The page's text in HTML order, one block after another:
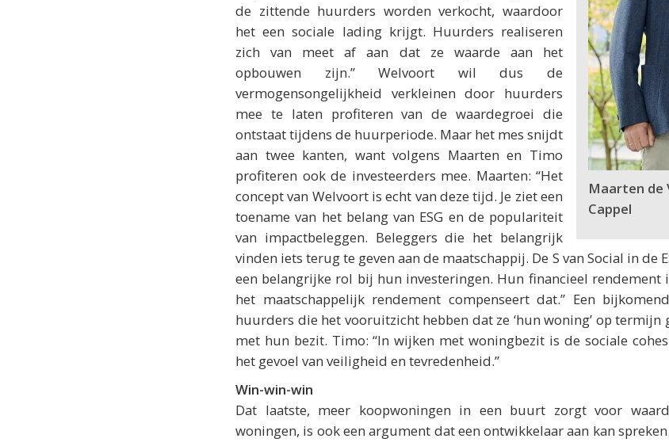
Maarten de
Cappel
de zittende huurders worden verkocht, waardoor
het een sociale lading krijgt. Huurders realiseren
zich van meet af aan dat ze waarde aan het
opbouwen zijn.” Welvoort wil dus de
vermogensongelijkheid verkleinen door huurders
mee te laten profiteren van de waardegroei die
ontstaat tijdens de huurperiode. Maar het mes snijdt
aan twee kanten, want volgens Maarten en Timo
profiteren ook de investeerders mee. Maarten: “Het
concept van Welvoort is echt van deze tijd. Je ziet een
toename van het belang van ESG en de populariteit
van impactbeleggen. Beleggers die het belangrijk
vinden iets terug te geven aan de maatschappij. De S van Social in de
een belangrijke rol bij hun investeringen. Hun financieel rendement
het maatschappelijk rendement compenseert dat.” Een
huurders die het vooruitzicht hebben dat ze ‘hun woning’ op termijn
met hun bezit. Timo: “In wijken met woningbezit is de sociale
het gevoel van veiligheid en tevredenheid.”
Win-win-win
Dat laatste, meer koopwoningen in een buurt zorgt voor
woningen, is ook een argument dat een ontwikkelaar aan kan